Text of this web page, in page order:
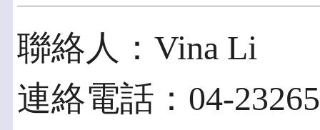
聯絡人：Vina Li
連絡電話：04-